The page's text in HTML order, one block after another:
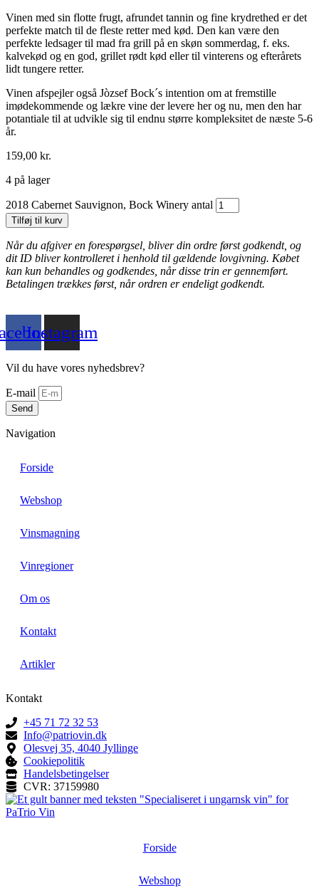
Vinen med sin flotte frugt, afrundet tannin og fine krydrethed er det
perfekte match til de fleste retter med kød. Den kan være den
perfekte ledsager til mad fra grill på en skøn sommerdag, f. eks.
kalvekød og en god, grillet rødt kød eller til vinterens og efterårets
lidt tungere retter.
Vinen afspejler også Jòzsef Bock´s intention om at fremstille
imødekommende og lækre vine der levere her og nu, men den har
potantiale til at udvikle sig til endnu større kompleksitet de næste 5-6
år.
159,00 kr.
4 på lager
2018 Cabernet Sauvignon, Bock Winery antal
Tilføj til kurv
Når du afgiver en forespørgsel, bliver din ordre først godkendt, og
dit ID bliver kontrolleret i henhold til gældende lovgivning. Købet
kan kun behandles og godkendes, når disse trin er gennemført.
Betalingen trækkes først, når ordren er endeligt godkendt.
Instagram
Vil du have vores nyhedsbrev?
E-mail
Send
Navigation
Forside
Webshop
Vinsmagning
Vinregioner
Om os
Kontakt
Artikler
Kontakt
+45 71 72 32 53
Info@patriovin.dk
Olesvej 35, 4040 Jyllinge
Cookiepolitik
Handelsbetingelser
CVR: 37159980
Forside
Webshop